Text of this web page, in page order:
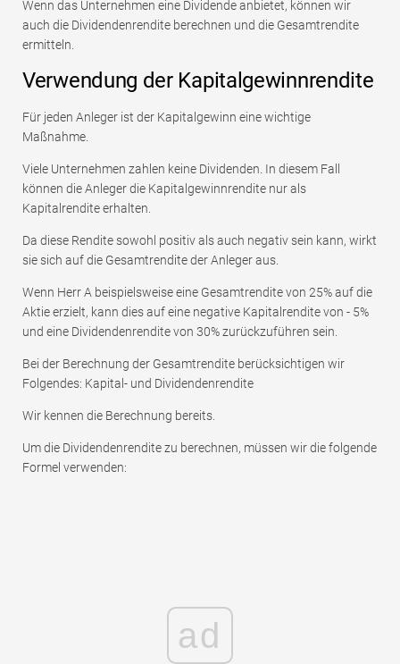
Wenn das Unternehmen eine Dividende anbietet, können wir
auch die Dividendenrendite berechnen und die Gesamtrendite
ermitteln.
Verwendung der Kapitalgewinnrendite
Für jeden Anleger ist der Kapitalgewinn eine wichtige
Maßnahme.
Viele Unternehmen zahlen keine Dividenden. In diesem Fall
können die Anleger die Kapitalgewinnrendite nur als
Kapitalrendite erhalten.
Da diese Rendite sowohl positiv als auch negativ sein kann, wirkt
sie sich auf die Gesamtrendite der Anleger aus.
Wenn Herr A beispielsweise eine Gesamtrendite von 25% auf die
Aktie erzielt, kann dies auf eine negative Kapitalrendite von - 5%
und eine Dividendenrendite von 30% zurückzuführen sein.
Bei der Berechnung der Gesamtrendite berücksichtigen wir
Folgendes: Kapital- und Dividendenrendite
Wir kennen die Berechnung bereits.
Um die Dividendenrendite zu berechnen, müssen wir die folgende
Formel verwenden:
ad